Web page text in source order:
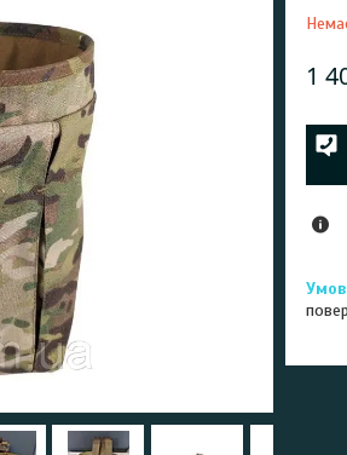
1